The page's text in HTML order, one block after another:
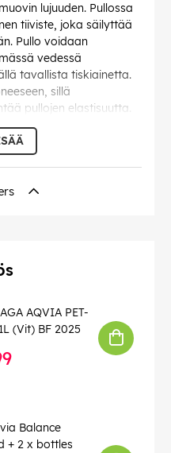
lujuuden. Pullossa
tiiviste, joka säilyttää
Pullo voidaan
vedessä
tavallista tiskiainetta.
sillä
pullojen elastisuutta.
virheitä voi
AQVIA PET-
(Vit) BF 2025
Balance
+ 2 x bottles